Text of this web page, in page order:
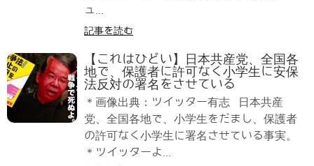
ュ...
記事を読む
【これはひどい】日本共産党、全国各
地で、保護者に許可なく小学生に安保
法反対の署名をさせている
＊画像出典：ツイッター有志 日本共産
党、全国各地で、小学生をだまし、保護者
の許可なく小学生に署名させている事実。
＊ツイッターよ...